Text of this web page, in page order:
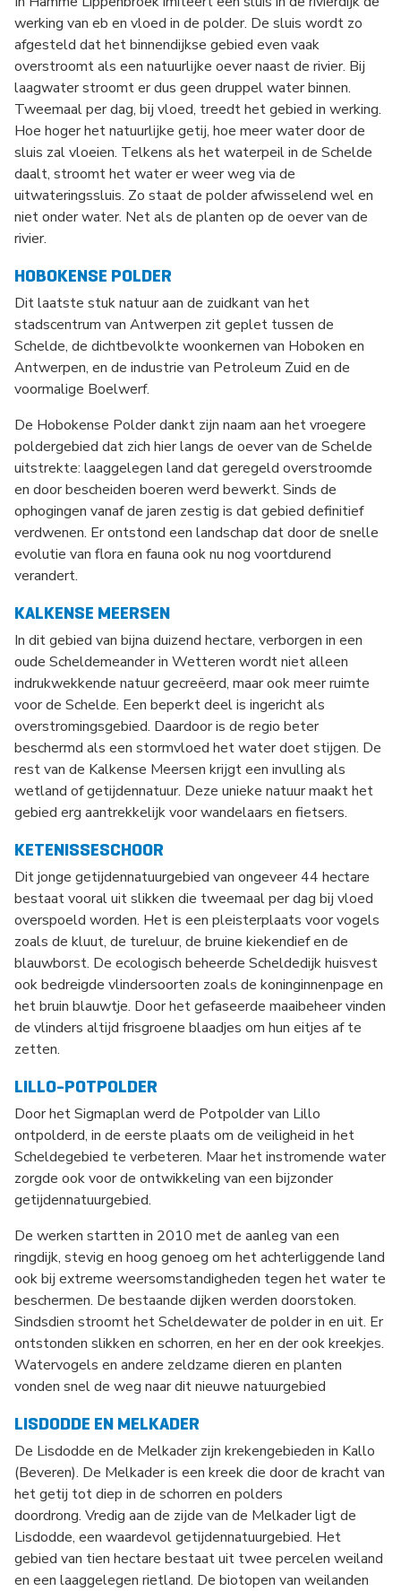
werking van eb en vloed in de polder. De sluis wordt zo
afgesteld dat het binnendijkse gebied even vaak
overstroomt als een natuurlijke oever naast de rivier. Bij
laagwater stroomt er dus geen druppel water binnen.
Tweemaal per dag, bij vloed, treedt het gebied in werking.
Hoe hoger het natuurlijke getij, hoe meer water door de
sluis zal vloeien. Telkens als het waterpeil in de Schelde
daalt, stroomt het water er weer weg via de
uitwateringssluis. Zo staat de polder afwisselend wel en
niet onder water. Net als de planten op de oever van de
rivier.
HOBOKENSE POLDER
Dit laatste stuk natuur aan de zuidkant van het
stadscentrum van Antwerpen zit geplet tussen de
Schelde, de dichtbevolkte woonkernen van Hoboken en
Antwerpen, en de industrie van Petroleum Zuid en de
voormalige Boelwerf.
De Hobokense Polder dankt zijn naam aan het vroegere
poldergebied dat zich hier langs de oever van de Schelde
uitstrekte: laaggelegen land dat geregeld overstroomde
en door bescheiden boeren werd bewerkt. Sinds de
ophogingen vanaf de jaren zestig is dat gebied definitief
verdwenen. Er ontstond een landschap dat door de snelle
evolutie van flora en fauna ook nu nog voortdurend
verandert.
KALKENSE MEERSEN
In dit gebied van bijna duizend hectare, verborgen in een
oude Scheldemeander in Wetteren wordt niet alleen
indrukwekkende natuur gecreëerd, maar ook meer ruimte
voor de Schelde. Een beperkt deel is ingericht als
overstromingsgebied. Daardoor is de regio beter
beschermd als een stormvloed het water doet stijgen. De
rest van de Kalkense Meersen krijgt een invulling als
wetland of getijdennatuur. Deze unieke natuur maakt het
gebied erg aantrekkelijk voor wandelaars en fietsers.
KETENISSESCHOOR
Dit jonge getijdennatuurgebied van ongeveer 44 hectare
bestaat vooral uit slikken die tweemaal per dag bij vloed
overspoeld worden. Het is een pleisterplaats voor vogels
zoals de kluut, de tureluur, de bruine kiekendief en de
blauwborst. De ecologisch beheerde Scheldedijk huisvest
ook bedreigde vlindersoorten zoals de koninginnenpage en
het bruin blauwtje. Door het gefaseerde maaibeheer vinden
de vlinders altijd frisgroene blaadjes om hun eitjes af te
zetten.
LILLO-POTPOLDER
Door het Sigmaplan werd de Potpolder van Lillo
ontpolderd, in de eerste plaats om de veiligheid in het
Scheldegebied te verbeteren. Maar het instromende water
zorgde ook voor de ontwikkeling van een bijzonder
getijdennatuurgebied.
De werken startten in 2010 met de aanleg van een
ringdijk, stevig en hoog genoeg om het achterliggende land
ook bij extreme weersomstandigheden tegen het water te
beschermen. De bestaande dijken werden doorstoken.
Sindsdien stroomt het Scheldewater de polder in en uit. Er
ontstonden slikken en schorren, en her en der ook kreekjes.
Watervogels en andere zeldzame dieren en planten
vonden snel de weg naar dit nieuwe natuurgebied
LISDODDE EN MELKADER
De Lisdodde en de Melkader zijn krekengebieden in Kallo
(Beveren). De Melkader is een kreek die door de kracht van
het getij tot diep in de schorren en polders
doordrong. Vredig aan de zijde van de Melkader ligt de
Lisdodde, een waardevol getijdennatuurgebied. Het
gebied van tien hectare bestaat uit twee percelen weiland
en een laaggelegen rietland. De biotopen van weilanden